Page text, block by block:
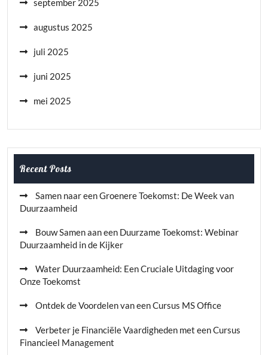
september 2025
augustus 2025
juli 2025
juni 2025
mei 2025
Recent Posts
Samen naar een Groenere Toekomst: De Week van
Duurzaamheid
Bouw Samen aan een Duurzame Toekomst: Webinar
Duurzaamheid in de Kijker
Water Duurzaamheid: Een Cruciale Uitdaging voor
Onze Toekomst
Ontdek de Voordelen van een Cursus MS Office
Verbeter je Financiële Vaardigheden met een Cursus
Financieel Management